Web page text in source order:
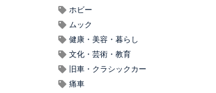
ホビー
ムック
健康・美容・暮らし
文化・芸術・教育
旧車・クラシックカー
痛車